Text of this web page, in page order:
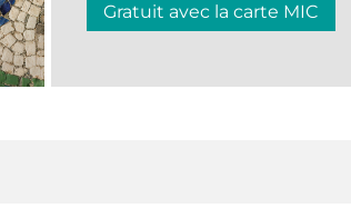
Gratuit avec la carte MIC